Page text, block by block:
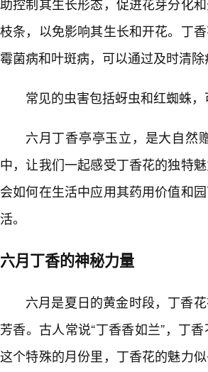
枝条，以免影响其生长和开花。丁
霉菌病和叶斑病，可以通过及时清
常见的虫害包括蚜虫和红蜘蛛
六月丁香亭亭玉立，是大自然
中，让我们一起感受丁香花的独特
会如何在生活中应用其药用价值和
活。
六月丁香的神秘力量
六月是夏日的黄金时段，丁香
芳香。古人常说“丁香香如兰”，丁
这个特殊的月份里，丁香花的魅力